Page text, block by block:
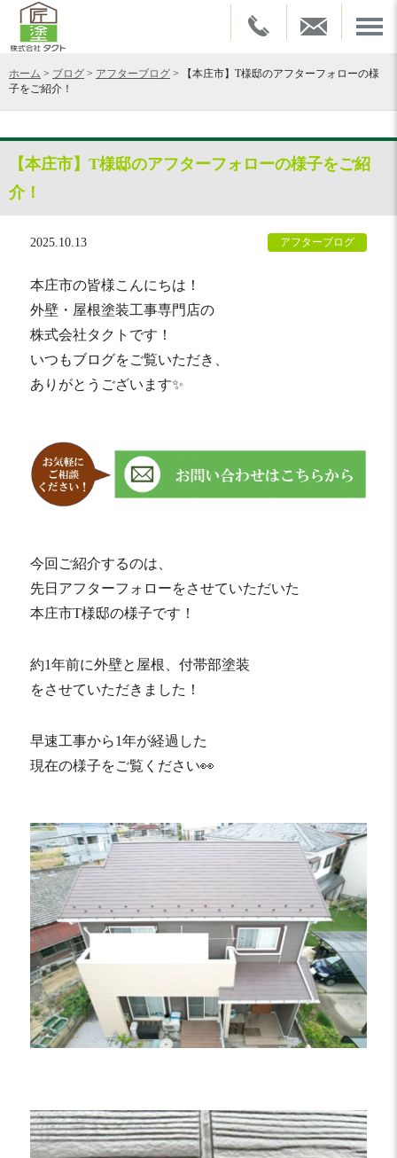
ホーム > ブログ > アフターブログ >
【本庄市】T様邸のアフターフォローの様
子をご紹介！
【本庄市】T様邸のアフターフォローの様子をご紹
介！
2025.10.13 アフターブログ
本庄市の皆様こんにちは！
外壁・屋根塗装工事専門店の
株式会社タクトです！
いつもブログをご覧いただき、
ありがとうございます✨
今回ご紹介するのは、
先日アフターフォローをさせていただいた
本庄市T様邸の様子です！
約1年前に外壁と屋根、付帯部塗装
をさせていただきました！
早速工事から1年が経過した
現在の様子をご覧ください👀